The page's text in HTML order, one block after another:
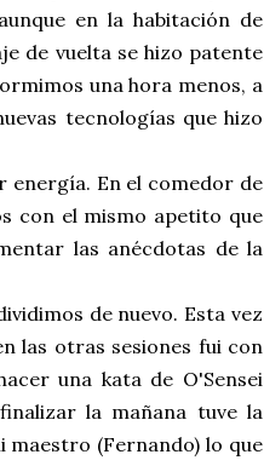
en la habitación de
de vuelta se hizo patente
una hora menos, a
tecnologías que hizo
En el comedor de
con el mismo apetito que
las anécdotas de la
de nuevo. Esta vez
las otras sesiones fui con
una kata de O'Sensei
la mañana tuve la
maestro (Fernando) lo que